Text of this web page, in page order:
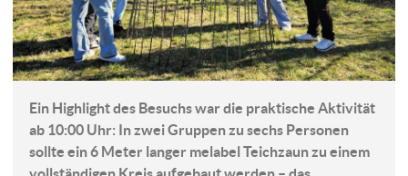
Ein Highlight des Besuchs war die praktische Aktivität
ab 10:00 Uhr: In zwei Gruppen zu sechs Personen
sollte ein 6 Meter langer melabel Teichzaun zu einem